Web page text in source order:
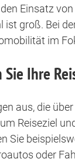
Einsatz
groß. Bei
im
Ihre
aus, die
Reiseziel
Sie
oder